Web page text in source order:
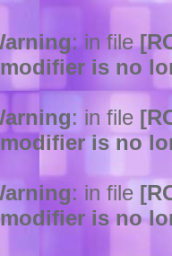
: in file
is no
: in file
is no
: in file
is no